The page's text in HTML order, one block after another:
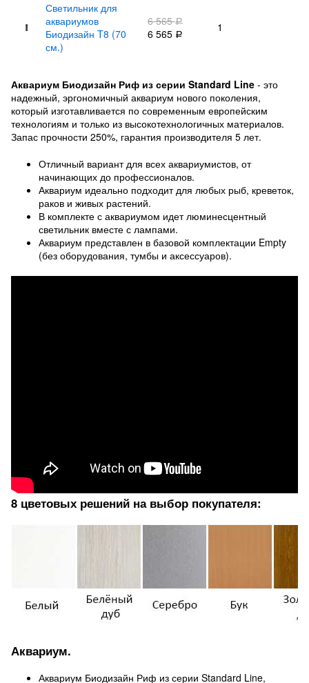
Светильник для
аквариумов
Биодизайн T8 (70
см.)
6 565Р
6 565 Р
1
Аквариум Биодизайн Риф из серии Standard Line - это
надежный, эргономичный аквариум нового поколения,
который изготавливается по современным европейским
технологиям и только из высокотехнологичных материалов.
Запас прочности 250%, гарантия производителя 5 лет.
Отличный вариант для всех аквариумистов, от
начинающих до профессионалов.
Аквариум идеально подходит для любых рыб, креветок,
раков и живых растений.
В комплекте с аквариумом идет люминесцентный
светильник вместе с лампами.
Аквариум представлен в базовой комплектации Empty
(без оборудования, тумбы и аксессуаров).
8 цветовых решений на выбор покупателя:
Аквариум.
Аквариум Биодизайн Риф из серии Standard Line,